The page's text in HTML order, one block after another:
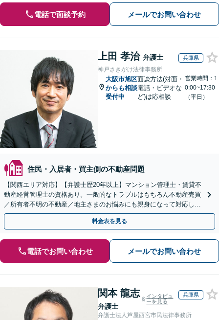
電話で面談予約 メールでお問い合わせ
上田 孝治 弁護士 兵庫県
神戸さきがけ法律事務所
大阪市旭区
からも相談
受付中
面談方法(対面・
電話・ビデオな
ど)は応相談
営業時間：1
0:00~17:30
（平日）
住民・入居者・買主側の不動産問題
【関西エリア対応】【弁護士歴20年以上】マンション管理士・賃貸不
動産経営管理士の資格あり。一般的なトラブルはもちろん不動産売買
／所有者不明の不動産／地主さまのお悩みにも親身になって対応しま
す【夜間・休日の相談可】
料金表を見る
電話でお問い合わせ メールでお問い合わせ
関本 龍志
弁護士
インタビュ
ーを見る
兵庫県
弁護士法人芦屋西宮市民法律事務所